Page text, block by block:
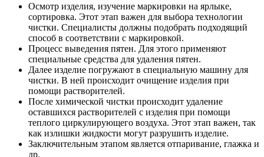
Осмотр изделия, изучение маркировки на ярлыке,
сортировка. Этот этап важен для выбора технологии
чистки. Специалисты должны подобрать подходящий
способ в соответствии с маркировкой.
Процесс выведения пятен. Для этого применяют
специальные средства для удаления пятен.
Далее изделие погружают в специальную машину для
чистки. В ней происходит очищение изделия при
помощи растворителей.
После химической чистки происходит удаление
оставшихся растворителей с изделия при помощи
теплого циркулирующего воздуха. Этот этап важен, так
как излишки жидкости могут разрушить изделие.
Заключительным этапом является отпаривание, глажка и
др.